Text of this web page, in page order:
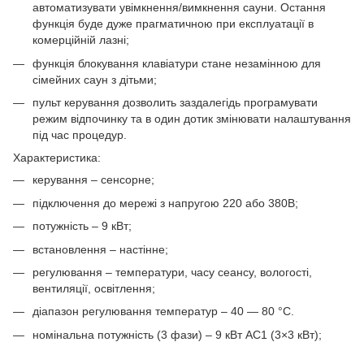
автоматизувати увімкнення/вимкнення сауни. Остання
функція буде дуже прагматичною при експлуатації в
комерційній лазні;
функція блокування клавіатури стане незамінною для
сімейних саун з дітьми;
пульт керування дозволить заздалегідь програмувати
режим відпочинку та в один дотик змінювати налаштування
під час процедур.
Характеристика:
керування – сенсорне;
підключення до мережі з напругою 220 або 380В;
потужність – 9 кВт;
встановлення – настінне;
регулювання – температури, часу сеансу, вологості,
вентиляції, освітлення;
діапазон регулювання температур – 40 — 80 °C.
номінальна потужність (3 фази) – 9 кВт AC1 (3×3 кВт);